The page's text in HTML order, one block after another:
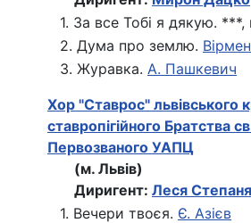
1. За все Тобі я дякую. ***,
2. Дума про землю.
3. Журавка. А. Пашкевич
Хор "Ставрос" львівського
ставропігійного Братства
Первозваного УАПЦ
(м. Львів)
Диригент: Леся
1. Вечери твоєя. Є. Азієв